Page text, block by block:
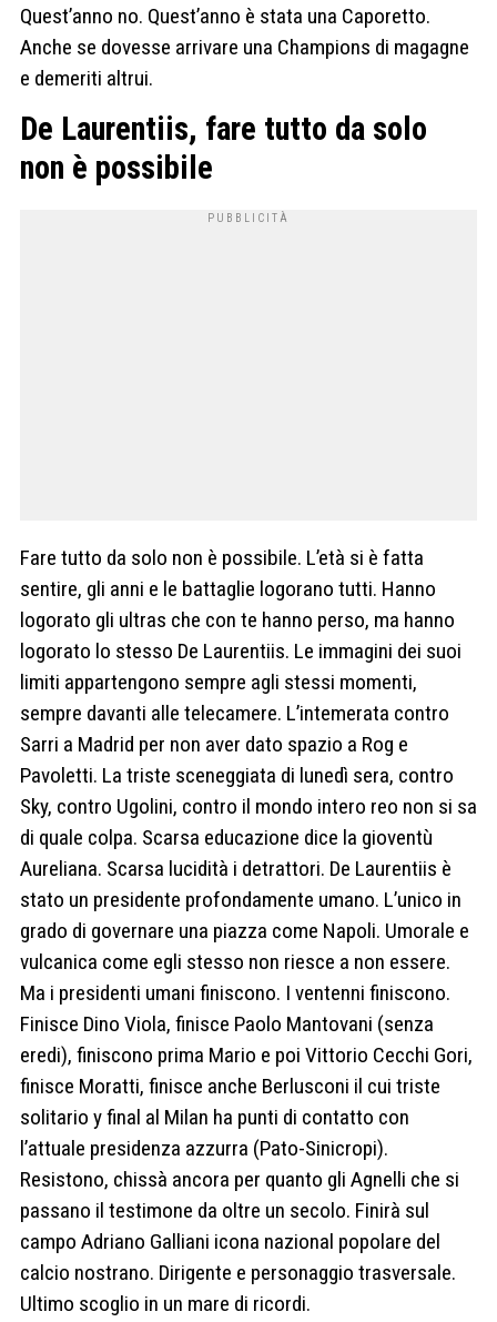
Quest’anno no. Quest’anno è stata una Caporetto.
Anche se dovesse arrivare una Champions di magagne
e demeriti altrui.
De Laurentiis, fare tutto da solo
non è possibile
Fare tutto da solo non è possibile. L’età si è fatta
sentire, gli anni e le battaglie logorano tutti. Hanno
logorato gli ultras che con te hanno perso, ma hanno
logorato lo stesso De Laurentiis. Le immagini dei suoi
limiti appartengono sempre agli stessi momenti,
sempre davanti alle telecamere. L’intemerata contro
Sarri a Madrid per non aver dato spazio a Rog e
Pavoletti. La triste sceneggiata di lunedì sera, contro
Sky, contro Ugolini, contro il mondo intero reo non si sa
di quale colpa. Scarsa educazione dice la gioventù
Aureliana. Scarsa lucidità i detrattori. De Laurentiis è
stato un presidente profondamente umano. L’unico in
grado di governare una piazza come Napoli. Umorale e
vulcanica come egli stesso non riesce a non essere.
Ma i presidenti umani finiscono. I ventenni finiscono.
Finisce Dino Viola, finisce Paolo Mantovani (senza
eredi), finiscono prima Mario e poi Vittorio Cecchi Gori,
finisce Moratti, finisce anche Berlusconi il cui triste
solitario y final al Milan ha punti di contatto con
l’attuale presidenza azzurra (Pato-Sinicropi).
Resistono, chissà ancora per quanto gli Agnelli che si
passano il testimone da oltre un secolo. Finirà sul
campo Adriano Galliani icona nazional popolare del
calcio nostrano. Dirigente e personaggio trasversale.
Ultimo scoglio in un mare di ricordi.